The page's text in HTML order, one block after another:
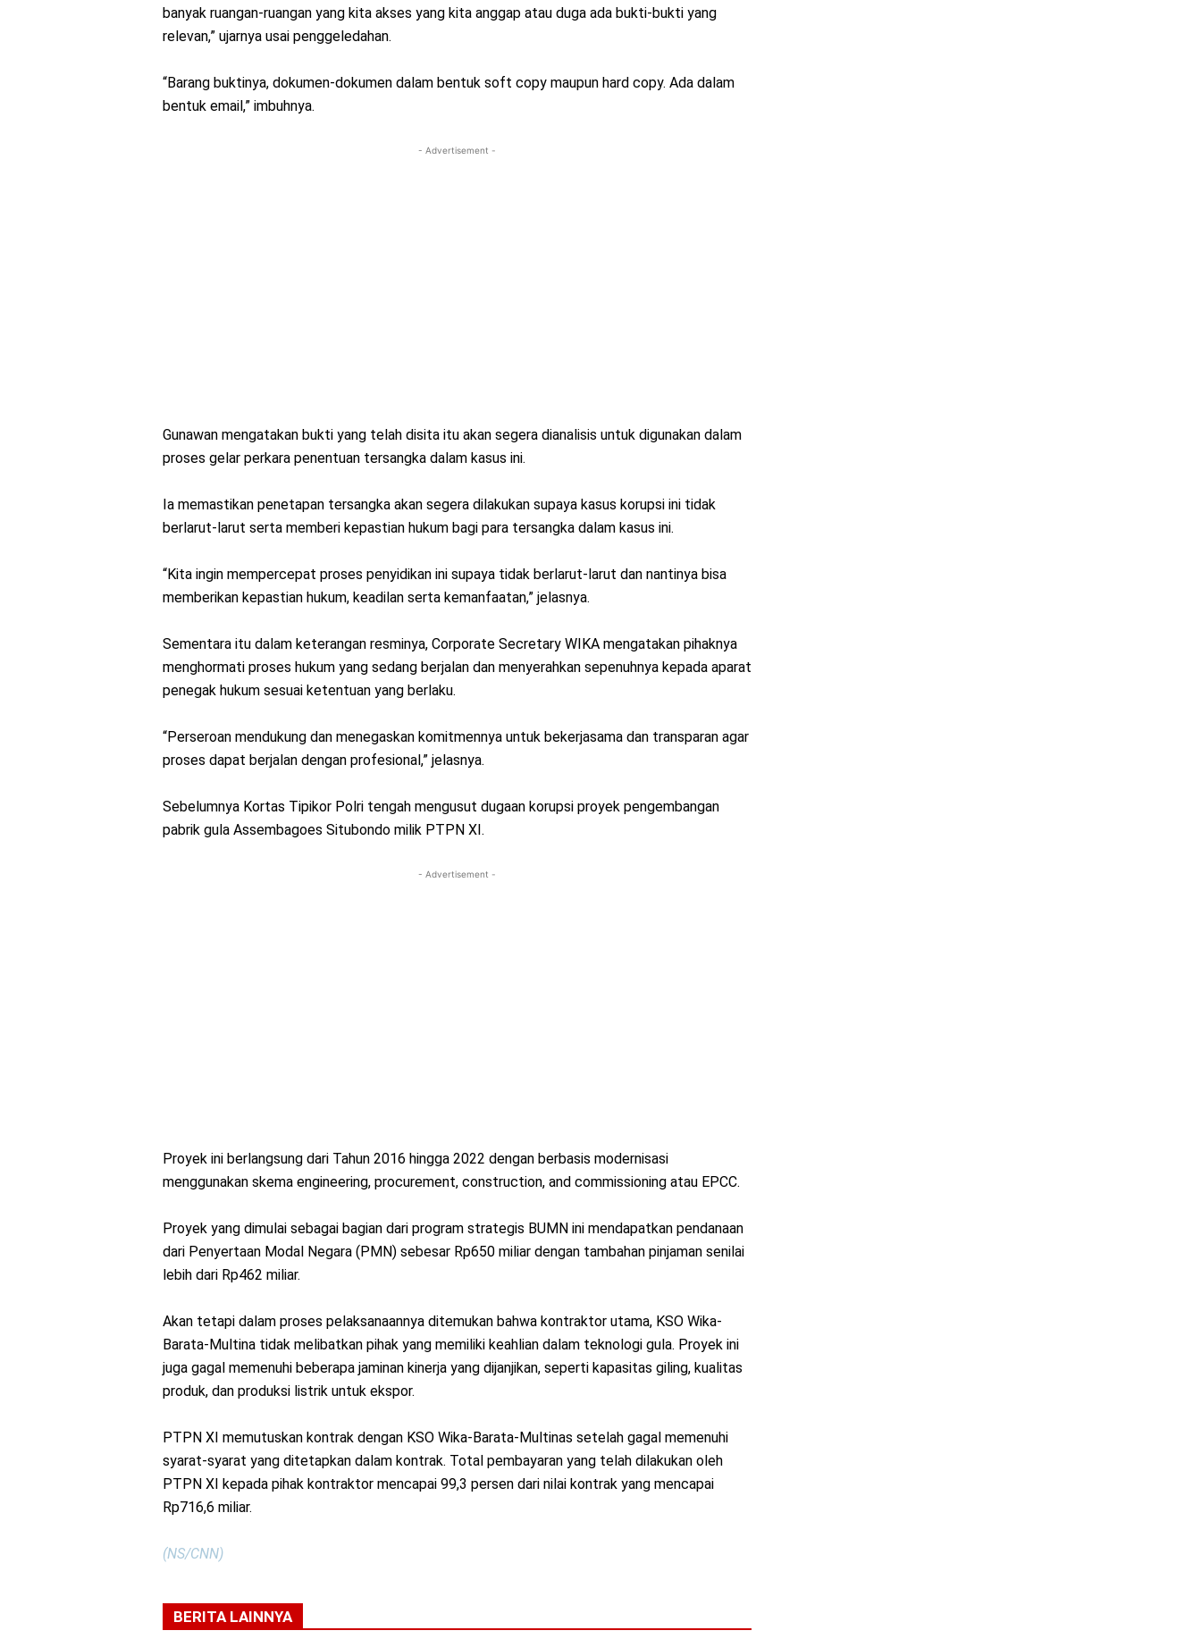
banyak ruangan-ruangan yang kita akses yang kita anggap atau duga ada bukti-bukti yang
relevan,” ujarnya usai penggeledahan.
“Barang buktinya, dokumen-dokumen dalam bentuk soft copy maupun hard copy. Ada dalam
bentuk email,” imbuhnya.
- Advertisement -
Gunawan mengatakan bukti yang telah disita itu akan segera dianalisis untuk digunakan dalam
proses gelar perkara penentuan tersangka dalam kasus ini.
Ia memastikan penetapan tersangka akan segera dilakukan supaya kasus korupsi ini tidak
berlarut-larut serta memberi kepastian hukum bagi para tersangka dalam kasus ini.
“Kita ingin mempercepat proses penyidikan ini supaya tidak berlarut-larut dan nantinya bisa
memberikan kepastian hukum, keadilan serta kemanfaatan,” jelasnya.
Sementara itu dalam keterangan resminya, Corporate Secretary WIKA mengatakan pihaknya
menghormati proses hukum yang sedang berjalan dan menyerahkan sepenuhnya kepada aparat
penegak hukum sesuai ketentuan yang berlaku.
“Perseroan mendukung dan menegaskan komitmennya untuk bekerjasama dan transparan agar
proses dapat berjalan dengan profesional,” jelasnya.
Sebelumnya Kortas Tipikor Polri tengah mengusut dugaan korupsi proyek pengembangan
pabrik gula Assembagoes Situbondo milik PTPN XI.
- Advertisement -
Proyek ini berlangsung dari Tahun 2016 hingga 2022 dengan berbasis modernisasi
menggunakan skema engineering, procurement, construction, and commissioning atau EPCC.
Proyek yang dimulai sebagai bagian dari program strategis BUMN ini mendapatkan pendanaan
dari Penyertaan Modal Negara (PMN) sebesar Rp650 miliar dengan tambahan pinjaman senilai
lebih dari Rp462 miliar.
Akan tetapi dalam proses pelaksanaannya ditemukan bahwa kontraktor utama, KSO Wika-
Barata-Multina tidak melibatkan pihak yang memiliki keahlian dalam teknologi gula. Proyek ini
juga gagal memenuhi beberapa jaminan kinerja yang dijanjikan, seperti kapasitas giling, kualitas
produk, dan produksi listrik untuk ekspor.
PTPN XI memutuskan kontrak dengan KSO Wika-Barata-Multinas setelah gagal memenuhi
syarat-syarat yang ditetapkan dalam kontrak. Total pembayaran yang telah dilakukan oleh
PTPN XI kepada pihak kontraktor mencapai 99,3 persen dari nilai kontrak yang mencapai
Rp716,6 miliar.
(NS/CNN)
BERITA LAINNYA